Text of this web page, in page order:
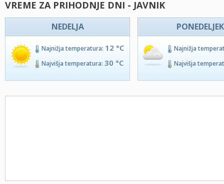
VREME ZA PRIHODNJE DNI - JAVNIK
NEDELJA
Najnižja temperatura: 12 °C
Najvišja temperatura: 30 °C
PONEDELJEK
Najnižja
Najvišja